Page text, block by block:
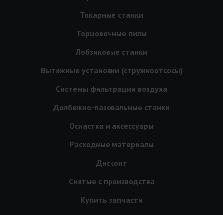
Токарные станки
Торцовочные пилы
Лобзиковые станки
Вытяжные установки (стружкоотсосы)
Системы фильтрации воздуха
Долбежно-пазовальные станки
Оснастка и аксессуары
Расходные материалы
Дисконт
Снятые с производства
Купить запчасти